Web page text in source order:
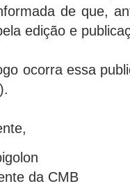
de que,
edição e
ocorra essa
da CMB